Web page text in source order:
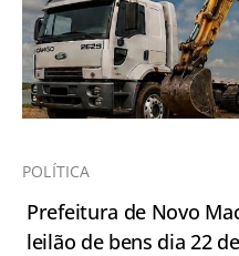
POLÍTICA
Prefeitura de Novo
leilão de bens dia 22